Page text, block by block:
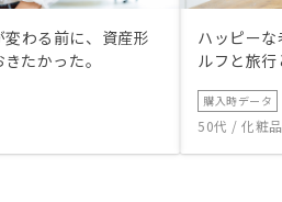
わる前に、資産形
たかった。
ハッピー
ルフと旅
購入時データ
50代 / 化粧